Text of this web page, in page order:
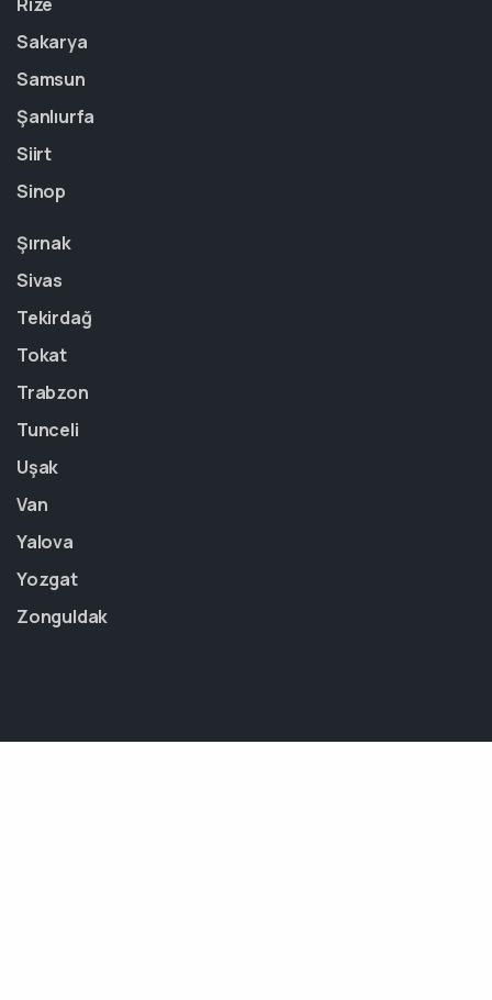
Sakarya
Samsun
Şanlıurfa
Siirt
Sinop
Şırnak
Sivas
Tekirdağ
Tokat
Trabzon
Tunceli
Uşak
Van
Yalova
Yozgat
Zonguldak